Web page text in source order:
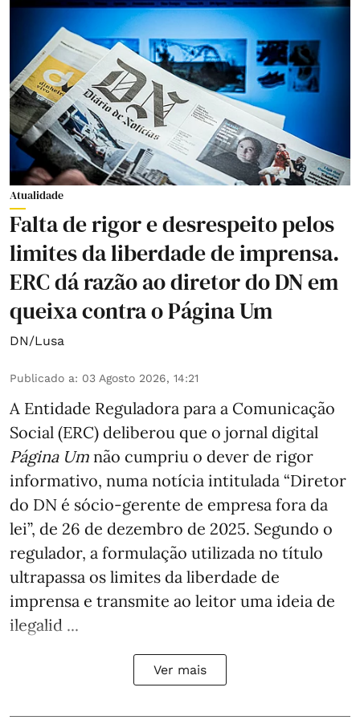
Atualidade
Falta de rigor e desrespeito pelos
limites da liberdade de imprensa.
ERC dá razão ao diretor do DN em
queixa contra o Página Um
DN/Lusa
Publicado a: 03 Agosto 2026, 14:21
A Entidade Reguladora para a Comunicação
Social (ERC) deliberou que o jornal digital
Página Um não cumpriu o dever de rigor
informativo, numa notícia intitulada “Diretor
do DN é sócio‑gerente de empresa fora da
lei”, de 26 de dezembro de 2025. Segundo o
regulador, a formulação utilizada no título
ultrapassa os limites da liberdade de
imprensa e transmite ao leitor uma ideia de
ilegalid ...
Ver mais